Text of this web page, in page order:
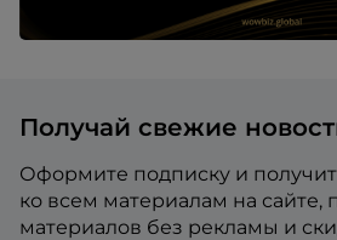
Получай свежие
Оформите подписку и
ко всем материалам на сайте,
материалов без рекламы и